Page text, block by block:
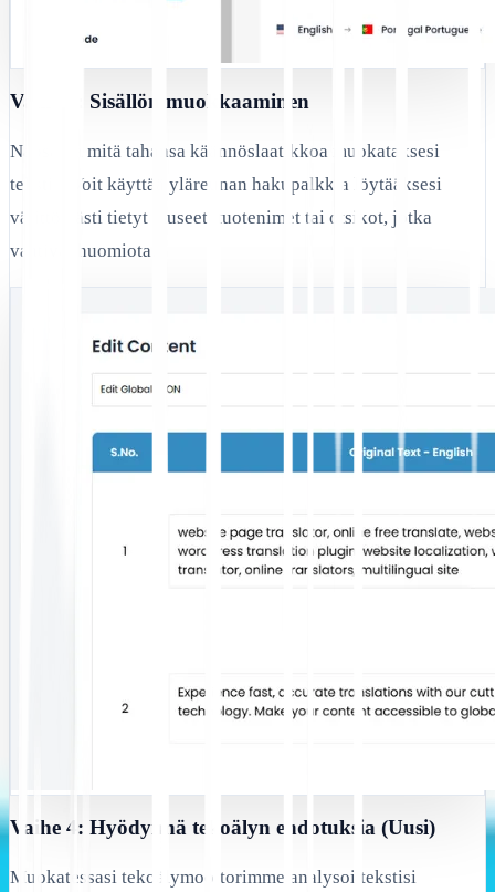
Vaihe 3: Sisällön muokkaaminen
Napsauta mitä tahansa käännöslaatikkoa muokataksesi
tekstiä. Voit käyttää yläreunan hakupalkkia löytääksesi
välittömästi tietyt lauseet, tuotenimet tai otsikot, jotka
vaativat huomiota.
Vaihe 4: Hyödynnä tekoälyn ehdotuksia (Uusi)
Muokatessasi tekoälymoottorimme analysoi tekstisi